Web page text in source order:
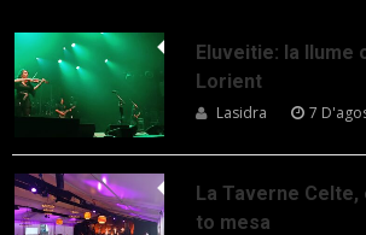
Eluveitie: la llume
Lorient
Lasidra 7
La Taverne
to mesa